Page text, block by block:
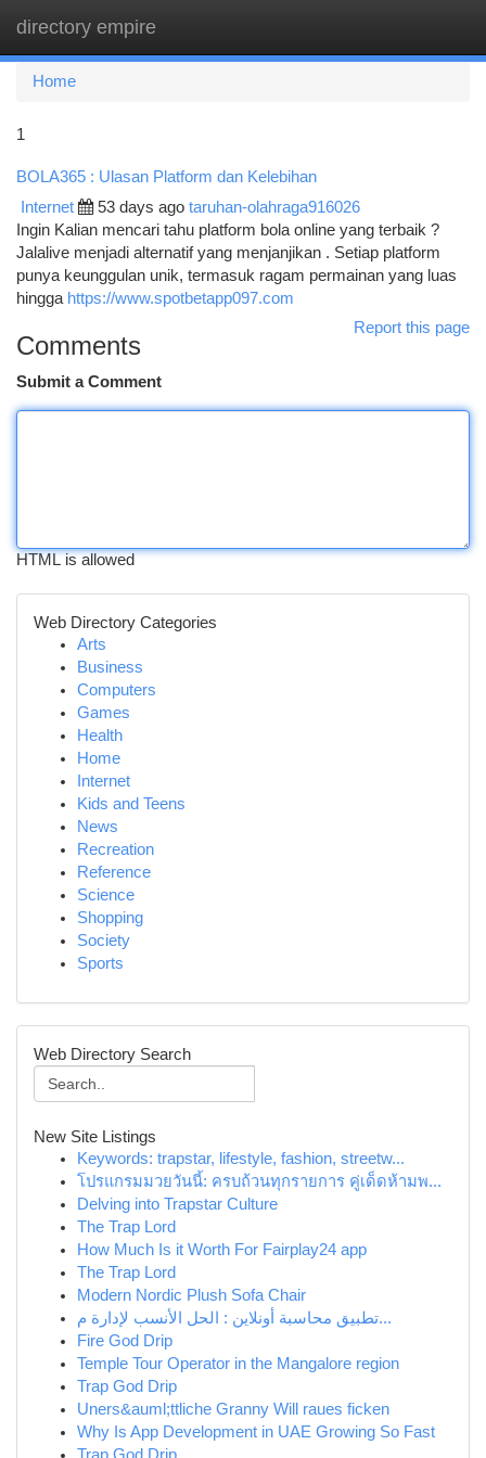
directory empire
Home
1
BOLA365 : Ulasan Platform dan Kelebihan
Internet 53 days ago taruhan-olahraga916026
Ingin Kalian mencari tahu platform bola online yang terbaik ?
Jalalive menjadi alternatif yang menjanjikan . Setiap platform
punya keunggulan unik, termasuk ragam permainan yang luas
hingga https://www.spotbetapp097.com
Report this page
Comments
Submit a Comment
HTML is allowed
Web Directory Categories
Arts
Business
Computers
Games
Health
Home
Internet
Kids and Teens
News
Recreation
Reference
Science
Shopping
Society
Sports
Web Directory Search
New Site Listings
Keywords: trapstar, lifestyle, fashion, streetw...
โปรแกรมมวยวันนี้: ครบถ้วนทุกรายการ คู่เด็ดห้ามพ...
Delving into Trapstar Culture
The Trap Lord
How Much Is it Worth For Fairplay24 app
The Trap Lord
Modern Nordic Plush Sofa Chair
تطبيق محاسبة أونلاين : الحل الأنسب لإدارة م...
Fire God Drip
Temple Tour Operator in the Mangalore region
Trap God Drip
Uners&auml;ttliche Granny Will raues ficken
Why Is App Development in UAE Growing So Fast